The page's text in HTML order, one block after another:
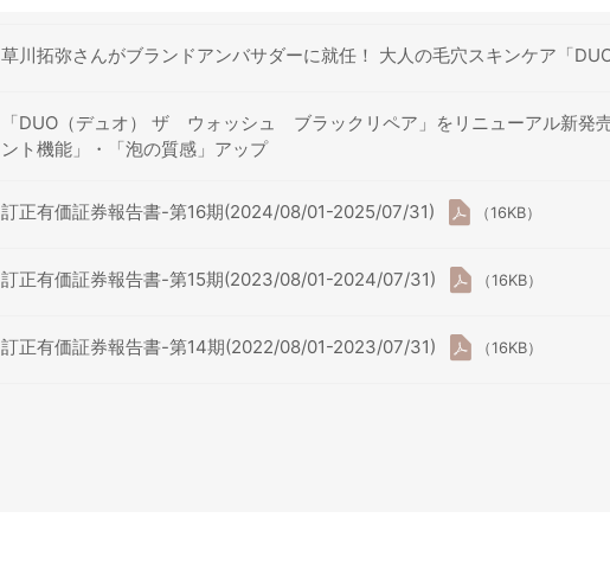
草川拓弥さんがブランドアンバサダーに就任！ 大人の毛穴スキンケア「
「DUO（デュオ） ザ ウォッシュ ブラックリペア」をリニューアル新発
ント機能」・「泡の質感」アップ
訂正有価証券報告書-第16期(2024/08/01-2025/07/31) （16KB）
訂正有価証券報告書-第15期(2023/08/01-2024/07/31) （16KB）
訂正有価証券報告書-第14期(2022/08/01-2023/07/31) （16KB）